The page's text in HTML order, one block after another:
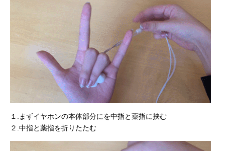
１.まずイヤホンの本体部分にを中指と薬指に挟む
２.中指と薬指を折りたたむ